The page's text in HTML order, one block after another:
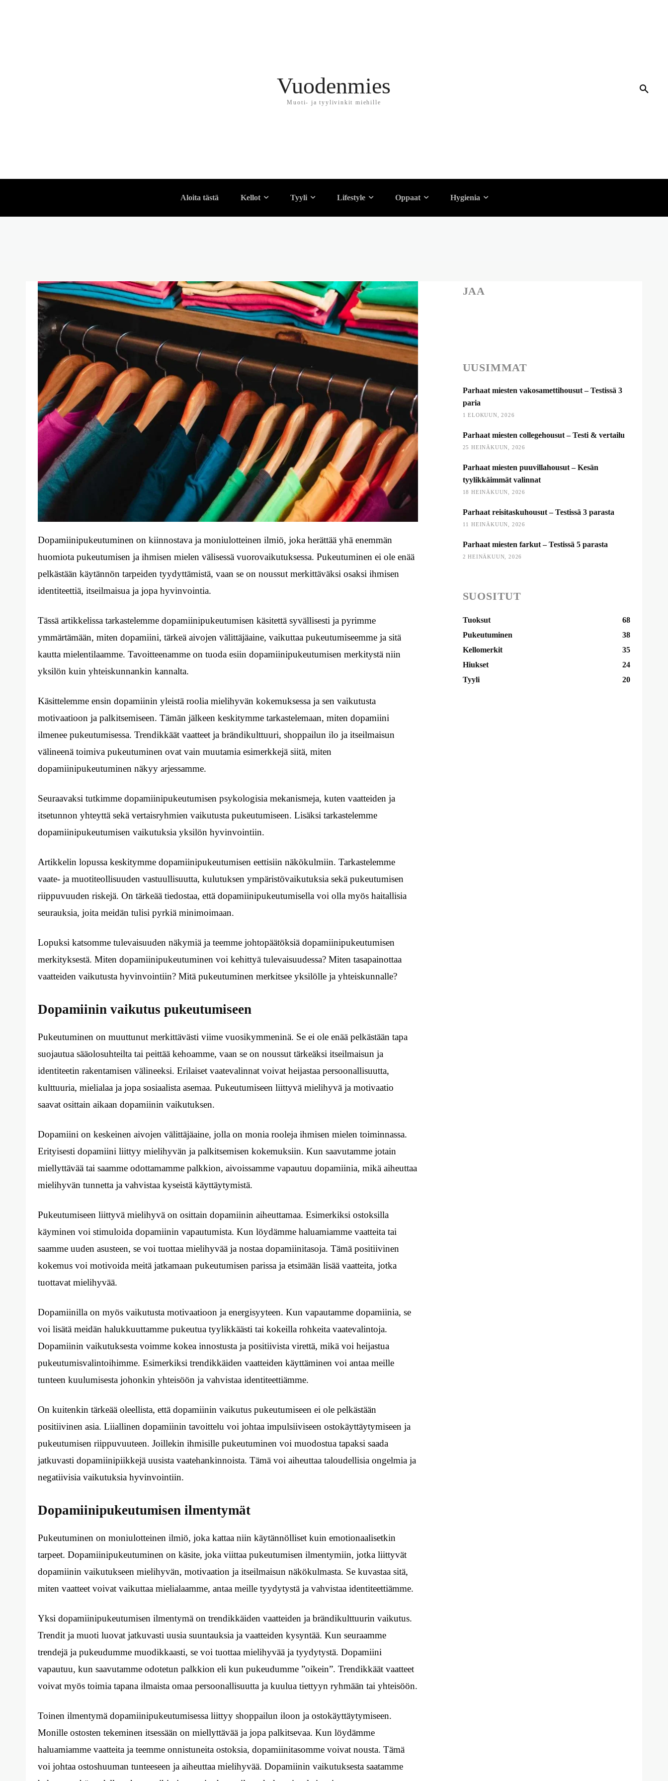
Vuodenmies
Muoti- ja tyylivinkit miehille
Aloita tästä Kellot Tyyli Lifestyle Oppaat Hygienia
Dopamiinipukeutuminen on kiinnostava ja moniulotteinen ilmiö, joka herättää yhä enemmän
huomiota pukeutumisen ja ihmisen mielen välisessä vuorovaikutuksessa. Pukeutuminen ei ole enää
pelkästään käytännön tarpeiden tyydyttämistä, vaan se on noussut merkittäväksi osaksi ihmisen
identiteettiä, itseilmaisua ja jopa hyvinvointia.
Tässä artikkelissa tarkastelemme dopamiinipukeutumisen käsitettä syvällisesti ja pyrimme
ymmärtämään, miten dopamiini, tärkeä aivojen välittäjäaine, vaikuttaa pukeutumiseemme ja sitä
kautta mielentilaamme. Tavoitteenamme on tuoda esiin dopamiinipukeutumisen merkitystä niin
yksilön kuin yhteiskunnankin kannalta.
Käsittelemme ensin dopamiinin yleistä roolia mielihyvän kokemuksessa ja sen vaikutusta
motivaatioon ja palkitsemiseen. Tämän jälkeen keskitymme tarkastelemaan, miten dopamiini
ilmenee pukeutumisessa. Trendikkäät vaatteet ja brändikulttuuri, shoppailun ilo ja itseilmaisun
välineenä toimiva pukeutuminen ovat vain muutamia esimerkkejä siitä, miten
dopamiinipukeutuminen näkyy arjessamme.
Seuraavaksi tutkimme dopamiinipukeutumisen psykologisia mekanismeja, kuten vaatteiden ja
itsetunnon yhteyttä sekä vertaisryhmien vaikutusta pukeutumiseen. Lisäksi tarkastelemme
dopamiinipukeutumisen vaikutuksia yksilön hyvinvointiin.
Artikkelin lopussa keskitymme dopamiinipukeutumisen eettisiin näkökulmiin. Tarkastelemme
vaate- ja muotiteollisuuden vastuullisuutta, kulutuksen ympäristövaikutuksia sekä pukeutumisen
riippuvuuden riskejä. On tärkeää tiedostaa, että dopamiinipukeutumisella voi olla myös haitallisia
seurauksia, joita meidän tulisi pyrkiä minimoimaan.
Lopuksi katsomme tulevaisuuden näkymiä ja teemme johtopäätöksiä dopamiinipukeutumisen
merkityksestä. Miten dopamiinipukeutuminen voi kehittyä tulevaisuudessa? Miten tasapainottaa
vaatteiden vaikutusta hyvinvointiin? Mitä pukeutuminen merkitsee yksilölle ja yhteiskunnalle?
Dopamiinin vaikutus pukeutumiseen
Pukeutuminen on muuttunut merkittävästi viime vuosikymmeninä. Se ei ole enää pelkästään tapa
suojautua sääolosuhteilta tai peittää kehoamme, vaan se on noussut tärkeäksi itseilmaisun ja
identiteetin rakentamisen välineeksi. Erilaiset vaatevalinnat voivat heijastaa persoonallisuutta,
kulttuuria, mielialaa ja jopa sosiaalista asemaa. Pukeutumiseen liittyvä mielihyvä ja motivaatio
saavat osittain aikaan dopamiinin vaikutuksen.
Dopamiini on keskeinen aivojen välittäjäaine, jolla on monia rooleja ihmisen mielen toiminnassa.
Erityisesti dopamiini liittyy mielihyvän ja palkitsemisen kokemuksiin. Kun saavutamme jotain
miellyttävää tai saamme odottamamme palkkion, aivoissamme vapautuu dopamiinia, mikä aiheuttaa
mielihyvän tunnetta ja vahvistaa kyseistä käyttäytymistä.
Pukeutumiseen liittyvä mielihyvä on osittain dopamiinin aiheuttamaa. Esimerkiksi ostoksilla
käyminen voi stimuloida dopamiinin vapautumista. Kun löydämme haluamiamme vaatteita tai
saamme uuden asusteen, se voi tuottaa mielihyvää ja nostaa dopamiinitasoja. Tämä positiivinen
kokemus voi motivoida meitä jatkamaan pukeutumisen parissa ja etsimään lisää vaatteita, jotka
tuottavat mielihyvää.
Dopamiinilla on myös vaikutusta motivaatioon ja energisyyteen. Kun vapautamme dopamiinia, se
voi lisätä meidän halukkuuttamme pukeutua tyylikkäästi tai kokeilla rohkeita vaatevalintoja.
Dopamiinin vaikutuksesta voimme kokea innostusta ja positiivista virettä, mikä voi heijastua
pukeutumisvalintoihimme. Esimerkiksi trendikkäiden vaatteiden käyttäminen voi antaa meille
tunteen kuulumisesta johonkin yhteisöön ja vahvistaa identiteettiämme.
On kuitenkin tärkeää oleellista, että dopamiinin vaikutus pukeutumiseen ei ole pelkästään
positiivinen asia. Liiallinen dopamiinin tavoittelu voi johtaa impulsiiviseen ostokäyttäytymiseen ja
pukeutumisen riippuvuuteen. Joillekin ihmisille pukeutuminen voi muodostua tapaksi saada
jatkuvasti dopamiinipiikkejä uusista vaatehankinnoista. Tämä voi aiheuttaa taloudellisia ongelmia ja
negatiivisia vaikutuksia hyvinvointiin.
Dopamiinipukeutumisen ilmentymät
Pukeutuminen on moniulotteinen ilmiö, joka kattaa niin käytännölliset kuin emotionaalisetkin
tarpeet. Dopamiinipukeutuminen on käsite, joka viittaa pukeutumisen ilmentymiin, jotka liittyvät
dopamiinin vaikutukseen mielihyvän, motivaation ja itseilmaisun näkökulmasta. Se kuvastaa sitä,
miten vaatteet voivat vaikuttaa mielialaamme, antaa meille tyydytystä ja vahvistaa identiteettiämme.
Yksi dopamiinipukeutumisen ilmentymä on trendikkäiden vaatteiden ja brändikulttuurin vaikutus.
Trendit ja muoti luovat jatkuvasti uusia suuntauksia ja vaatteiden kysyntää. Kun seuraamme
trendejä ja pukeudumme muodikkaasti, se voi tuottaa mielihyvää ja tyydytystä. Dopamiini
vapautuu, kun saavutamme odotetun palkkion eli kun pukeudumme ”oikein”. Trendikkäät vaatteet
voivat myös toimia tapana ilmaista omaa persoonallisuutta ja kuulua tiettyyn ryhmään tai yhteisöön.
Toinen ilmentymä dopamiinipukeutumisessa liittyy shoppailun iloon ja ostokäyttäytymiseen.
Monille ostosten tekeminen itsessään on miellyttävää ja jopa palkitsevaa. Kun löydämme
haluamiamme vaatteita ja teemme onnistuneita ostoksia, dopamiinitasomme voivat nousta. Tämä
voi johtaa ostoshuuman tunteeseen ja aiheuttaa mielihyvää. Dopamiinin vaikutuksesta saatamme
JAA
UUSIMMAT
Parhaat miesten vakosamettihousut – Testissä 3
paria
1 ELOKUUN, 2026
Parhaat miesten collegehousut – Testi & vertailu
25 HEINÄKUUN, 2026
Parhaat miesten puuvillahousut – Kesän
tyylikkäimmät valinnat
18 HEINÄKUUN, 2026
Parhaat reisitaskuhousut – Testissä 3 parasta
11 HEINÄKUUN, 2026
Parhaat miesten farkut – Testissä 5 parasta
2 HEINÄKUUN, 2026
SUOSITUT
Tuoksut
68
Pukeutuminen
38
Kellomerkit
35
Hiukset
24
Tyyli
20